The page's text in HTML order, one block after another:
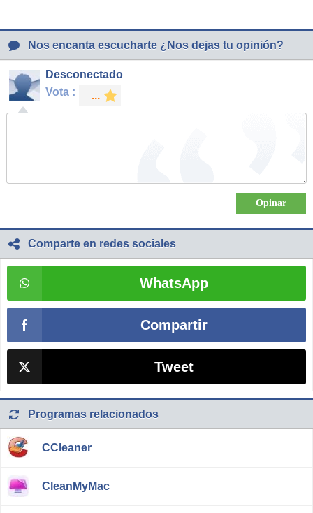
Nos encanta escucharte ¿Nos dejas tu opinión?
Desconectado
Vota :
Comparte en redes sociales
WhatsApp
Compartir
Tweet
Programas relacionados
CCleaner
CleanMyMac